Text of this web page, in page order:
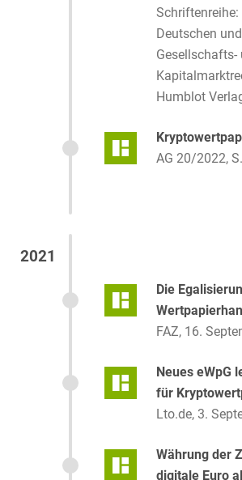
Die
Fachbeitrag,
gemeinsam
LL.M. (RSA)
Wie die
Bankenkrise
Die eWpRV —
Registerführer
Deutschen
Gesellschafts-
Humblot
AG 20/2022,
2021
Die
FAZ, 16.
Neues eWpG
für
Lto.de, 3.
Währung der
digitale Euro